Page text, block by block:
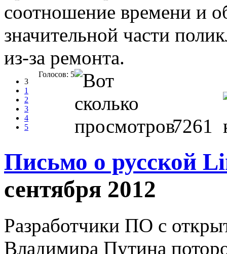
соотношение времени и
значительной части
из-за ремонта.
3
1
2
3
4
5
Голосов: 5
7261
Письмо о русской
сентября 2012
Разработчики ПО с
Владимира Путина